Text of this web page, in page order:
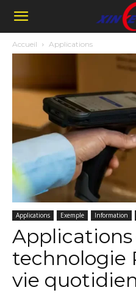
Accueil Applications
Applications Exemple Information
Applications
technologie
vie